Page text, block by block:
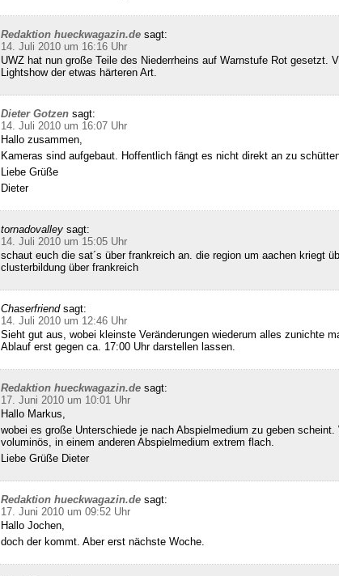
Redaktion hueckwagazin.de sagt:
14. Juli 2010 um 16:16 Uhr
UWZ hat nun große Teile des Niederrheins auf Warnstufe Rot gesetzt.
Lightshow der etwas härteren Art.
Dieter Gotzen sagt:
14. Juli 2010 um 16:07 Uhr
Hallo zusammen,
Kameras sind aufgebaut. Hoffentlich fängt es nicht direkt an zu
Liebe Grüße
Dieter
tornadovalley sagt:
14. Juli 2010 um 15:05 Uhr
schaut euch die sat´s über frankreich an. die region um aachen kriegt
clusterbildung über frankreich
Chaserfriend sagt:
14. Juli 2010 um 12:46 Uhr
Sieht gut aus, wobei kleinste Veränderungen wiederum alles zunichte
Ablauf erst gegen ca. 17:00 Uhr darstellen lassen.
Redaktion hueckwagazin.de sagt:
17. Juni 2010 um 10:01 Uhr
Hallo Markus,
wobei es große Unterschiede je nach Abspielmedium zu geben
voluminös, in einem anderen Abspielmedium extrem flach.
Liebe Grüße Dieter
Redaktion hueckwagazin.de sagt:
17. Juni 2010 um 09:52 Uhr
Hallo Jochen,
doch der kommt. Aber erst nächste Woche.